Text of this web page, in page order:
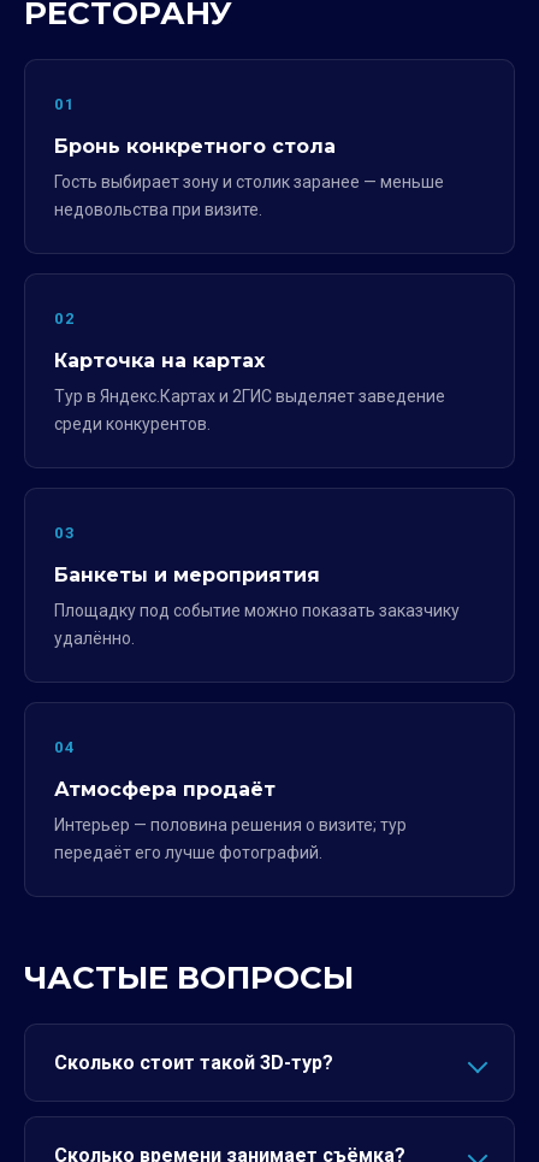
РЕСТОРАНУ
01
Бронь конкретного стола
Гость выбирает зону и столик заранее — меньше
недовольства при визите.
02
Карточка на картах
Тур в Яндекс.Картах и 2ГИС выделяет заведение
среди конкурентов.
03
Банкеты и мероприятия
Площадку под событие можно показать заказчику
удалённо.
04
Атмосфера продаёт
Интерьер — половина решения о визите; тур
передаёт его лучше фотографий.
ЧАСТЫЕ ВОПРОСЫ
Сколько стоит такой 3D-тур?
Сколько времени занимает съёмка?